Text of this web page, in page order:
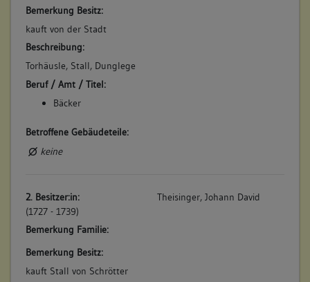
Das Haus wird "den 4. Februar zur Vergrösserung der
Chaussee auf den Abbruch an Gemeine Stadt verkauft und
beim Steuersatz 1817 in Abgang geschrieben". Im gleichen
verbessern. (a)
Betroffene Gebäudeteile:
Bemerkung Besitz:
kauft von der Stadt
Beschreibung:
Torhäusle, Stall, Dunglege
Beruf / Amt / Titel:
Bäcker
Betroffene Gebäudeteile:
keine
2. Besitzer:in:
(1727 - 1739)
Theisinger, Johann David
Bemerkung Familie:
Bemerkung Besitz:
kauft Stall von Schrötter